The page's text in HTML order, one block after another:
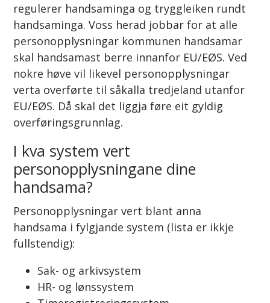
regulerer handsaminga og tryggleiken rundt
handsaminga. Voss herad jobbar for at alle
personopplysningar kommunen handsamar
skal handsamast berre innanfor EU/EØS. Ved
nokre høve vil likevel personopplysningar
verta overførte til såkalla tredjeland utanfor
EU/EØS. Då skal det liggja føre eit gyldig
overføringsgrunnlag.
I kva system vert
personopplysningane dine
handsama?
Personopplysningar vert blant anna
handsama i fylgjande system (lista er ikkje
fullstendig):
Sak- og arkivsystem
HR- og lønssystem